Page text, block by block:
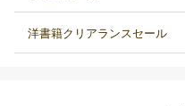
洋書籍クリアランスセール